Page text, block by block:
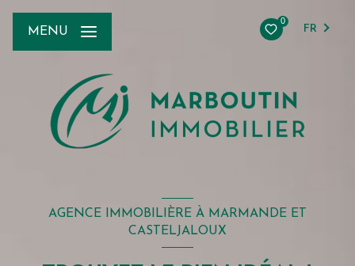
0
FR
MENU
AGENCE IMMOBILIÈRE À MARMANDE ET
CASTELJALOUX